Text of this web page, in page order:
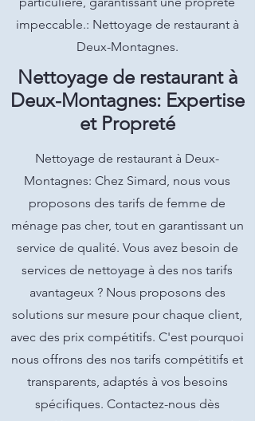
impeccable.: Nettoyage de restaurant à
Deux-Montagnes.
Nettoyage de restaurant à
Deux-Montagnes: Expertise
et Propreté
Nettoyage de restaurant à Deux-
Montagnes: Chez Simard, nous vous
proposons des tarifs de femme de
ménage pas cher, tout en garantissant un
service de qualité. Vous avez besoin de
services de nettoyage à des nos tarifs
avantageux ? Nous proposons des
solutions sur mesure pour chaque client,
avec des prix compétitifs. C'est pourquoi
nous offrons des nos tarifs compétitifs et
transparents, adaptés à vos besoins
spécifiques. Contactez-nous dès